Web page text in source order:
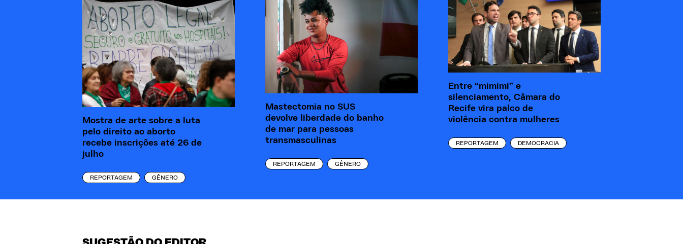
Mostra de arte sobre a luta
pelo direito ao aborto
recebe inscrições até 26 de
julho
REPORTAGEM GÊNERO
Mastectomia no SUS
devolve liberdade do banho
de mar para pessoas
transmasculinas
REPORTAGEM GÊNERO
Entre “mimimi” e
silenciamento, Câmara do
Recife vira palco de
violência contra mulheres
REPORTAGEM DEMOCRACIA